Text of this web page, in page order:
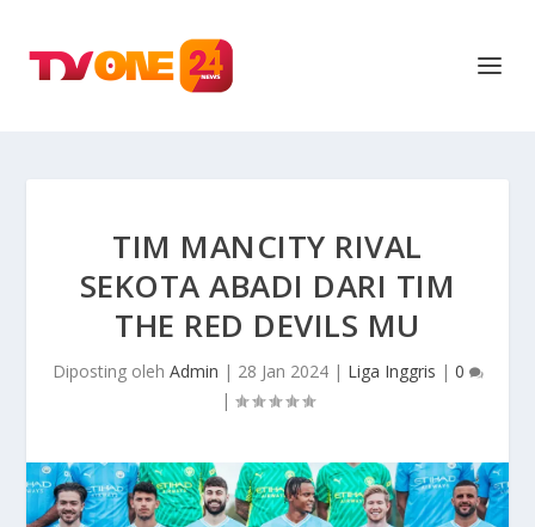
TIM MANCITY RIVAL
SEKOTA ABADI DARI TIM
THE RED DEVILS MU
Diposting oleh Admin | 28 Jan 2024| Liga Inggris | 0
|